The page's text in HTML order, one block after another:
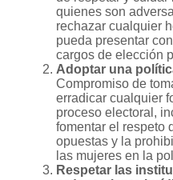
quienes son
rechazar cualquier
pueda presentar
cargos de elección
Adoptar una
Compromiso de
erradicar cualquier
proceso electoral,
fomentar el respeto
opuestas y la
las mujeres en la
Respetar las